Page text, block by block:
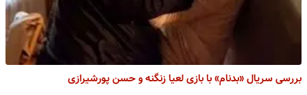
بررسی سریال «بدنام» با بازی لعیا زنگنه و حسن پورشیرازی